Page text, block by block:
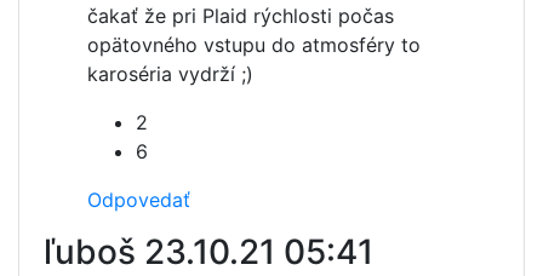
čakať že pri Plaid rýchlosti počas
opätovného vstupu do atmosféry to
karoséria vydrží ;)
2
6
Odpovedať
ľuboš 23.10.21 05:41